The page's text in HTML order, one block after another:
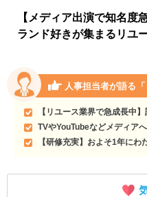
【メディア出演で知名度
ランド好きが集まるリユ
人事担当者が語る
【リユース業界で急成長中
TVやYouTubeなどメディア
【研修充実】およそ1年に